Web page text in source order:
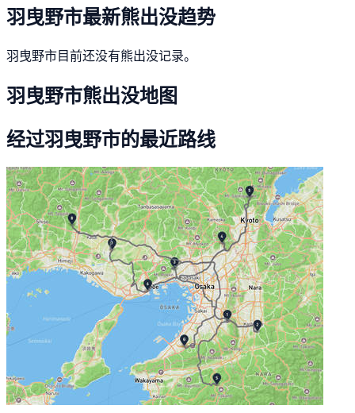
羽曳野市最新熊出没趋势
羽曳野市目前还没有熊出没记录。
羽曳野市熊出没地图
经过羽曳野市的最近路线